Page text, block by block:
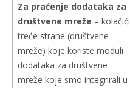
Za praćenje dodataka za
društvene mreže – kolačići
treće strane (društvene
mreže) koje koriste moduli
dodataka za društvene
mreže koje smo integrirali u